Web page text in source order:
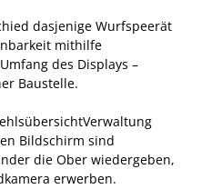
dasjenige Wurfspeerät
mithilfe
des Displays –
Baustelle.
Bildschirm sind
die Ober wiedergeben,
erwerben.